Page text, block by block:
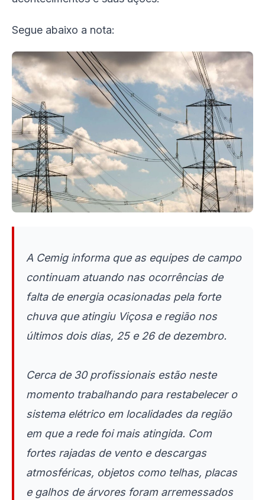
Segue abaixo a nota:
A Cemig informa que as equipes de campo
continuam atuando nas ocorrências de
falta de energia ocasionadas pela forte
chuva que atingiu Viçosa e região nos
últimos dois dias, 25 e 26 de dezembro.
Cerca de 30 profissionais estão neste
momento trabalhando para restabelecer o
sistema elétrico em localidades da região
em que a rede foi mais atingida. Com
fortes rajadas de vento e descargas
atmosféricas, objetos como telhas, placas
e galhos de árvores foram arremessados